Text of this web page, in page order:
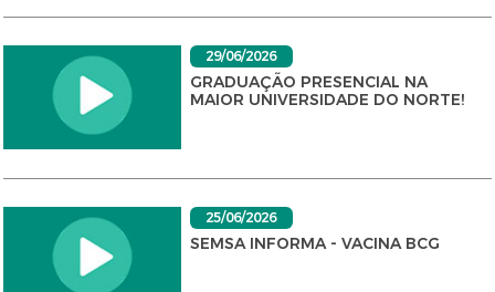
29/06/2026
GRADUAÇÃO PRESENCIAL NA
MAIOR UNIVERSIDADE DO NORTE!
25/06/2026
SEMSA INFORMA - VACINA BCG